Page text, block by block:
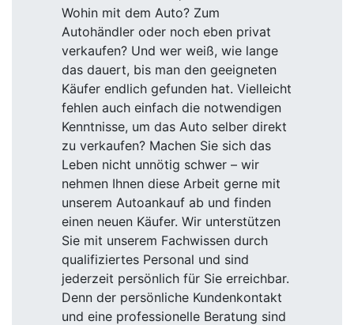
Wohin mit dem Auto? Zum
Autohändler oder noch eben privat
verkaufen? Und wer weiß, wie lange
das dauert, bis man den geeigneten
Käufer endlich gefunden hat. Vielleicht
fehlen auch einfach die notwendigen
Kenntnisse, um das Auto selber direkt
zu verkaufen? Machen Sie sich das
Leben nicht unnötig schwer – wir
nehmen Ihnen diese Arbeit gerne mit
unserem Autoankauf ab und finden
einen neuen Käufer. Wir unterstützen
Sie mit unserem Fachwissen durch
qualifiziertes Personal und sind
jederzeit persönlich für Sie erreichbar.
Denn der persönliche Kundenkontakt
und eine professionelle Beratung sind